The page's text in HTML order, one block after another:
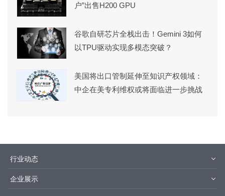
户”出售H200 GPU
谷歌自研芯片全栈出击！Gemini 3如何
以TPU驱动实现多模态突破？
美国将出口管制延伸至知识产权领域：
中企在美专利维权或将面临进一步挑战
行业动态
企业展示